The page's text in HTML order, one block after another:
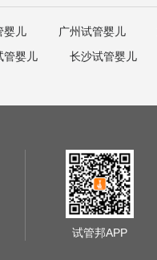
婴儿 广州试管婴儿
管婴儿 长沙试管婴儿
试管邦APP